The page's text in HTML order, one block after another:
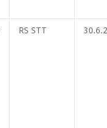
RS STT 30.6.2